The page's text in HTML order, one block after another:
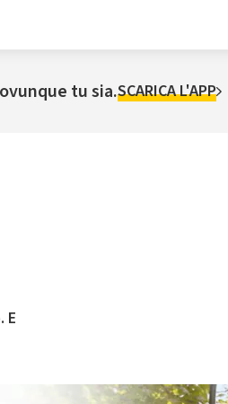
tu sia.SCARICA L'APP
E